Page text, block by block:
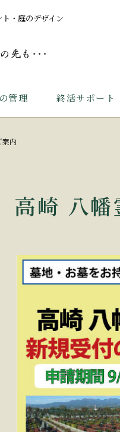
・庭のデザイン
管理 終活サポート
案内
高崎 八